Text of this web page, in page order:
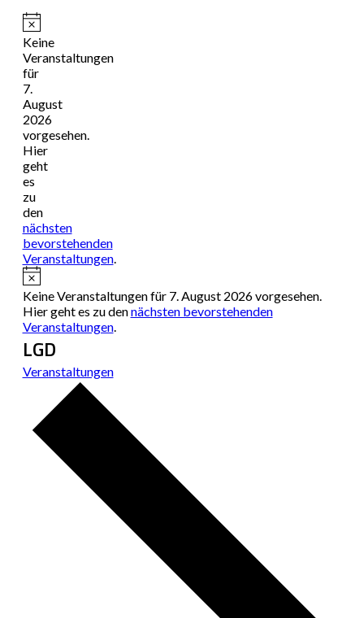
Hinweis
Keine
Veranstaltungen
für
7.
August
2026
vorgesehen.
Hier
geht
es
zu
den
nächsten
bevorstehenden
Veranstaltungen.
Hinweis
Keine Veranstaltungen für 7. August 2026 vorgesehen.
Hier geht es zu dennächsten bevorstehenden
Veranstaltungen.
LGD
Veranstaltungen